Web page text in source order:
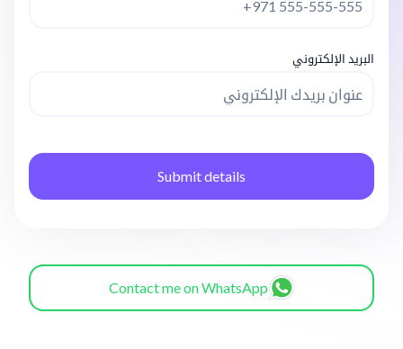
البريد الإلكتروني
Submit details
Contact me on WhatsApp